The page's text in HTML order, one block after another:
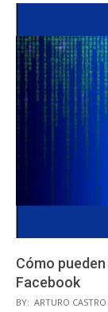
Cómo
Facebook
2020-
BY: ARTURO CASTRO